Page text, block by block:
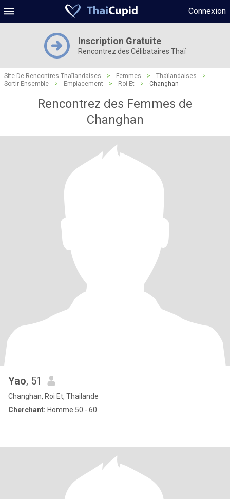
Connexion
Inscription Gratuite
Rencontrez des Célibataires Thaï
Site De Rencontres Thaïlandaises > Femmes > Thaïlandaises
>
Sortir Ensemble
> Emplacement > Roi Et > Changhan
Rencontrez des Femmes de
Changhan
Yao, 51
Changhan, Roi Et, Thailande
Cherchant: Homme 50 - 60